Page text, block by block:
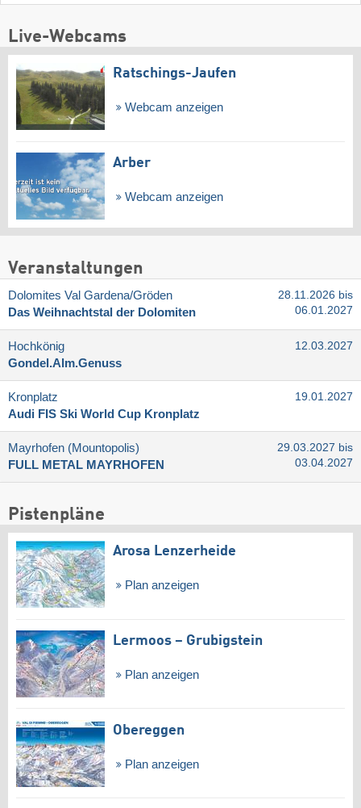
Live-Webcams
Ratschings-Jaufen
Webcam anzeigen
Arber
Webcam anzeigen
Veranstaltungen
Dolomites Val Gardena/​Gröden
Das Weihnachtstal der Dolomiten
28.11.2026 bis
06.01.2027
Hochkönig
Gondel.Alm.Genuss
12.03.2027
Kronplatz
Audi FIS Ski World Cup Kronplatz
19.01.2027
Mayrhofen (Mountopolis)
FULL METAL MAYRHOFEN
29.03.2027 bis
03.04.2027
Pistenpläne
Arosa Lenzerheide
Plan anzeigen
Lermoos – Grubigstein
Plan anzeigen
Obereggen
Plan anzeigen